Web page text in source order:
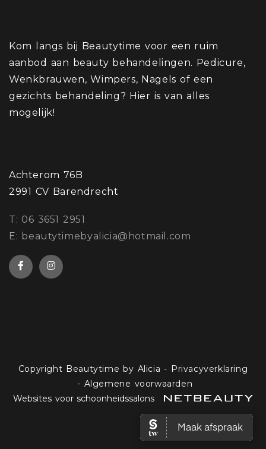
Kom langs bij Beautytime voor een ruim
aanbod aan beauty behandelingen. Pedicure,
Wenkbrauwen, Wimpers, Nagels of een
gezichts behandeling? Hier is van alles
mogelijk!
Achterom 76B
2991 CV Barendrecht
​T: 06 3651 2951
E: beautytimebyalicia@hotmail.com
Copyright Beautytime by Alicia - Privacyverklaring
- Algemene voorwaarden
Websites voor schoonheidssalons